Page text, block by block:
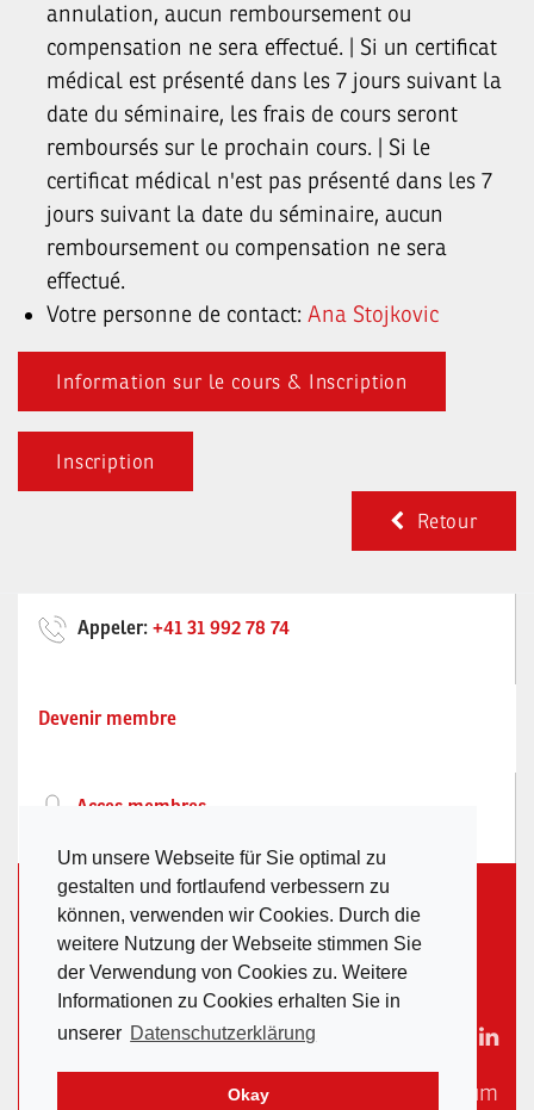
Um unsere Webseite für Sie optimal zu
gestalten und fortlaufend verbessern zu
können, verwenden wir Cookies. Durch die
weitere Nutzung der Webseite stimmen Sie
der Verwendung von Cookies zu. Weitere
Informationen zu Cookies erhalten Sie in
unserer Datenschutzerklärung
Okay
annulation, aucun remboursement ou
compensation ne sera effectué. | Si un certificat
médical est présenté dans les 7 jours suivant la
date du séminaire, les frais de cours seront
remboursés sur le prochain cours. | Si le
certificat médical n'est pas présenté dans les 7
jours suivant la date du séminaire, aucun
remboursement ou compensation ne sera
effectué.
Votre personne de contact: Ana Stojkovic
Information sur le cours & Inscription
Inscription
Retour
Acces membres
Appeler: +41 31 992 78 74
Devenir membre
Société des entrepreneurs Suisses en
échafaudages/ Waldeggstrasse 37 / Postfach
246 / 3097 Liebefeld /sekretariat@sguv.ch
Confidentialité Impressum